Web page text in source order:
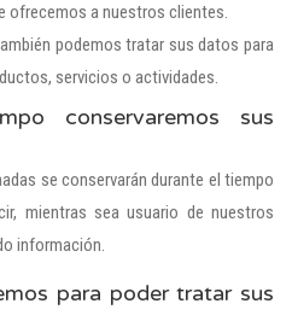
ofrecemos a nuestros clientes.
podemos tratar sus datos para
servicios o actividades.
conservaremos sus
se conservarán durante el tiempo
mientras sea usuario de nuestros
información.
para poder tratar sus